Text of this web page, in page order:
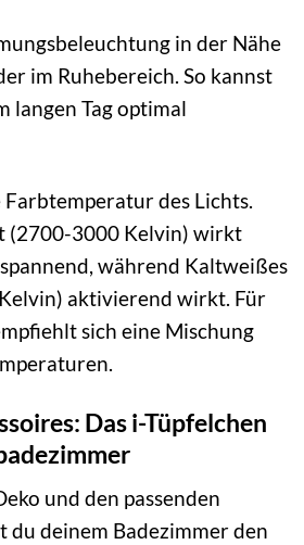
in der Nähe
im Ruhebereich. So kannst
langen Tag optimal
Farbtemperatur des Lichts.
(2700-3000 Kelvin) wirkt
während Kaltweißes
aktivierend wirkt. Für
sich eine Mischung
Das i-Tüpfelchen
und den passenden
du deinem Badezimmer den